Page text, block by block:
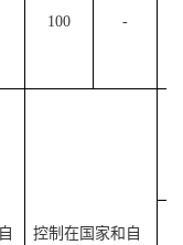
100 -
控制在国家和自